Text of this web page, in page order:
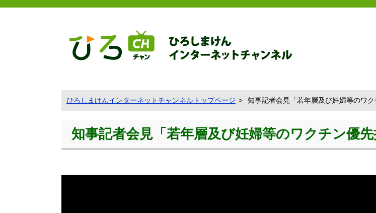
ひろしまけんインターネットチャンネルトップページ 知事記者会見「若年層及び妊婦等のワ
知事記者会見「若年層及び妊婦等のワクチン優